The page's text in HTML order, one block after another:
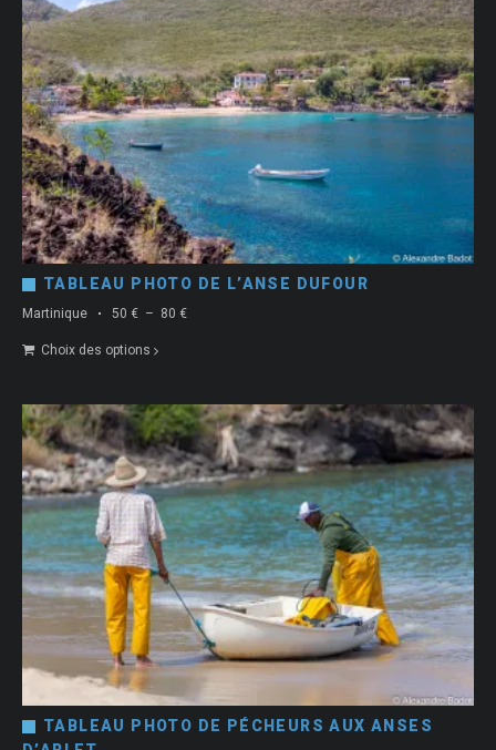
TABLEAU PHOTO DE L’ANSE DUFOUR
Martinique
Choix des options
50 € – 80 €Plage
80 €
TABLEAU PHOTO DE PÉCHEURS AUX ANSES